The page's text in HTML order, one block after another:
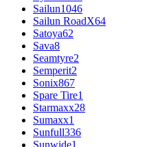
Sailun1046
Sailun RoadX64
Satoya62
Sava8
Seamtyre2
Semperit2
Sonix867
Spare Tire1
Starmaxx28
Sumaxx1
Sunfull336
Sunwide1